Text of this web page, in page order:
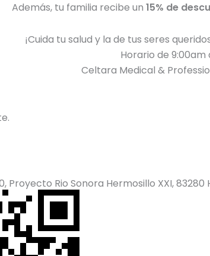
Además, tu familia recibe un 15% de
¡Cuida tu salud y la de tus seres
Horario de 9:00am
Celtara Medical &
Proyecto Rio Sonora Hermosillo XXI, 83280